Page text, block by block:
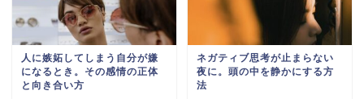
人に嫉妬してしまう自分が嫌
になるとき。その感情の正体
と向き合い方
ネガティブ思考が止まらない
夜に。頭の中を静かにする方
法